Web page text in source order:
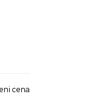
cena